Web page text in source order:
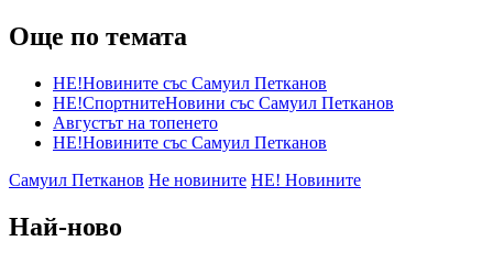
Още по темата
НЕ!Новините със Самуил Петканов
НЕ!СпортнитеНовини със Самуил Петканов
Августът на топенето
НЕ!Новините със Самуил Петканов
Самуил Петканов Не новините НЕ! Новините
Най-ново